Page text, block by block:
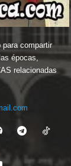
para compartir
épocas,
relacionadas